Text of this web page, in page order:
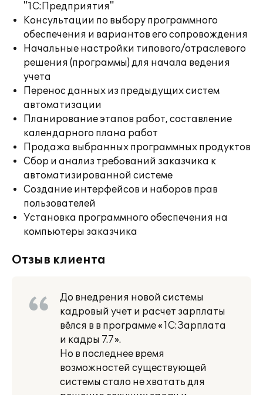
"1С:Предприятия"
Консультации по выбору программного
обеспечения и вариантов его сопровождения
Начальные настройки типового/отраслевого
решения (программы) для начала ведения
учета
Перенос данных из предыдущих систем
автоматизации
Планирование этапов работ, составление
календарного плана работ
Продажа выбранных программных продуктов
Сбор и анализ требований заказчика к
автоматизированной системе
Создание интерфейсов и наборов прав
пользователей
Установка программного обеспечения на
компьютеры заказчика
Отзыв клиента
До внедрения новой системы
кадровый учет и расчет зарплаты
вёлся в в программе «1С:Зарплата
и кадры 7.7».
Но в последнее время
возможностей существующей
системы стало не хватать для